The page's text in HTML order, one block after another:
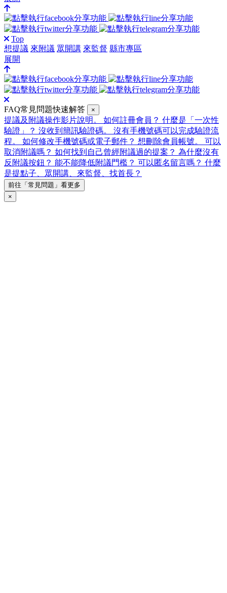
Top
想提議 來附議 眾開講 來監督 縣市專區
展開
FAQ常見問題快速解答 ×
提議及附議操作影片說明。 如何註冊會員？ 什麼是「一次性
驗證」？ 沒收到簡訊驗證碼。 沒有手機號碼可以完成驗證流
程。 如何修改手機號碼或電子郵件？ 想刪除會員帳號。 可以
取消附議嗎？ 如何找到自己曾經附議過的提案？ 為什麼沒有
反附議按鈕？ 能不能降低附議門檻？ 可以匿名留言嗎？ 什麼
是提點子、眾開講、來監督、找首長？
前往「常見問題」看更多
×